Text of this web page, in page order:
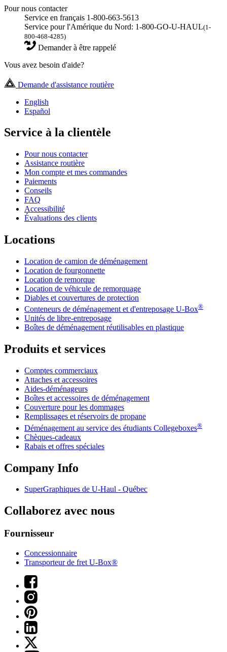
Pour nous contacter
Service en français 1-800-663-5613
Service pour l'Amérique du Nord: 1-800-GO-U-HAUL(1-
800-468-4285)
Demander à être rappelé
Vous avez besoin d'aide?
Demande d'assistance routière
English
Español
Service à la clientèle
Pour nous contacter
Assistance routière
Mon compte et mes commandes
Paiements
Conseils
FAQ
Accessibilité
Évaluations des clients
Locations
Location de camion de déménagement
Location de fourgonnette
Location de remorque
Location de véhicule de remorquage
Diables et couvertures de protection
Conteneurs de déménagement et d'entreposage U-Box®
Unités de libre-entreposage
Boîtes de déménagement réutilisables en plastique
Produits et services
Comptes commerciaux
Attaches et accessoires
Aides-déménageurs
Boîtes et accessoires de déménagement
Couverture pour les dommages
Remplissages et réservoirs de propane
Déménagement au service des étudiants Collegeboxes®
Chèques-cadeaux
Rabais et offres spéciales
Company Info
SuperGraphiques de U-Haul - Québec
Collaborez avec nous
Fournisseur
Concessionnaire
Transporteur de fret U-Box®